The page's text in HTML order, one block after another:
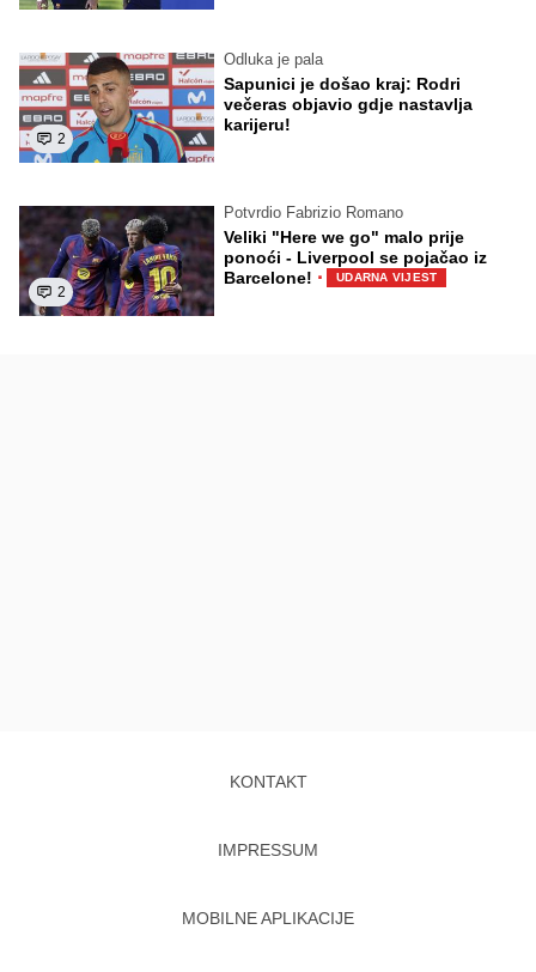
2
Odluka je pala
Sapunici je došao kraj: Rodri
večeras objavio gdje nastavlja
karijeru!
2
Potvrdio Fabrizio Romano
Veliki "Here we go" malo prije
ponoći - Liverpool se pojačao iz
Barcelone! · UDARNA VIJEST
KONTAKT
IMPRESSUM
MOBILNE APLIKACIJE